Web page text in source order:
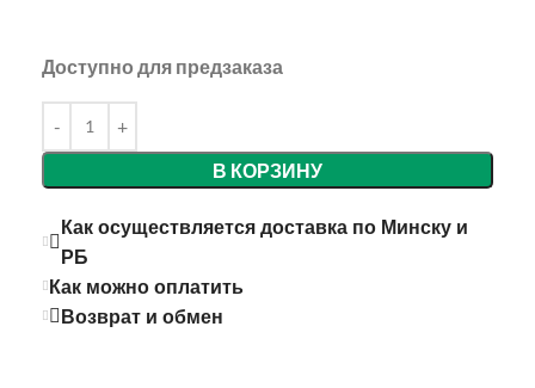
Доступно для предзаказа
В КОРЗИНУ
Как осуществляется доставка по Минску и
РБ
Как можно оплатить
Возврат и обмен